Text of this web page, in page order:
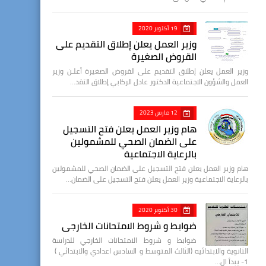
19 أكتوبر 2020
وزير العمل يعلن إطلاق التقديم على
القروض الصغيرة
وزير العمل يعلن إطلاق التقديم على القروض الصغيرة أعلـن وزير
العمل والشؤون الاجتماعية الدكتور عادل الركابي إطلاق التقد…
12 مارس 2023
هام وزير العمل يعلن فتح التسجيل
على الضمان الصحي للمشمولين
بالرعاية الاجتماعية
هام وزير العمل يعلن فتح التسجيل على الضمان الصحي للمشمولين
بالرعاية الاجتماعية وزير العمل يعلن فتح التسجيل على الضمان…
30 أكتوبر 2020
ضوابط و شروط الامتحانات الخارجي
ضوابط و شروط الامتحانات الخارجي للدراسة
الثانوية والابتدائيه (الثالث المتوسط و السادس اعدادي والابتدائي )
1- يبدأ ال…